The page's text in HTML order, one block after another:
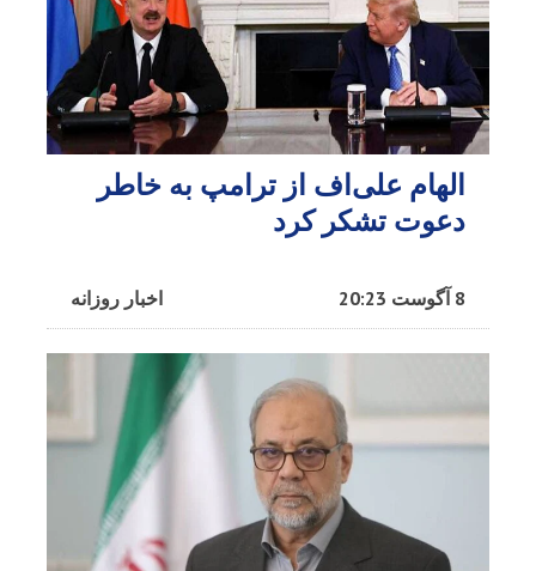
الهام علی‌اف از ترامپ به خاطر
دعوت تشکر کرد
اخبار روزانه 8 آگوست 20:23